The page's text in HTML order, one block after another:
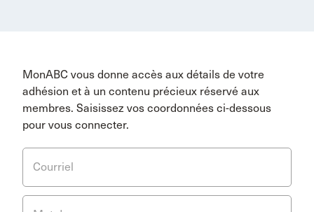
MonABC vous donne accès aux détails de votre
adhésion et à un contenu précieux réservé aux
membres. Saisissez vos coordonnées ci-dessous
pour vous connecter.
Courriel